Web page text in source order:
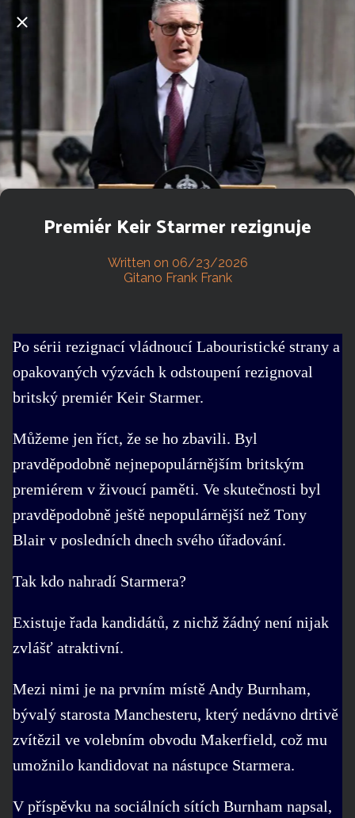
Premiér Keir Starmer rezignuje
Written on 06/23/2026
Gitano Frank Frank
Po sérii rezignací vládnoucí Labouristické strany a
opakovaných výzvách k odstoupení rezignoval
britský premiér Keir Starmer.
Můžeme jen říct, že se ho zbavili. Byl
pravděpodobně nejnepopulárnějším britským
premiérem v živoucí paměti. Ve skutečnosti byl
pravděpodobně ještě nepopulárnější než Tony
Blair v posledních dnech svého úřadování.
Tak kdo nahradí Starmera?
Existuje řada kandidátů, z nichž žádný není nijak
zvlášť atraktivní.
Mezi nimi je na prvním místě Andy Burnham,
bývalý starosta Manchesteru, který nedávno drtivě
zvítězil ve volebním obvodu Makerfield, což mu
umožnilo kandidovat na nástupce Starmera.
V příspěvku na sociálních sítích Burnham napsal,